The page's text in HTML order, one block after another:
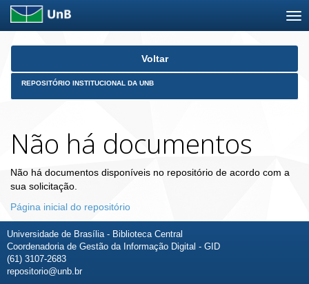
Skip
Voltar
REPOSITÓRIO INSTITUCIONAL DA UNB
Não há documentos
Não há documentos disponíveis no repositório de acordo com a
sua solicitação.
Página inicial do repositório
Universidade de Brasília - Biblioteca Central
Coordenadoria de Gestão da Informação Digital - GID
(61) 3107-2683
repositorio@unb.br